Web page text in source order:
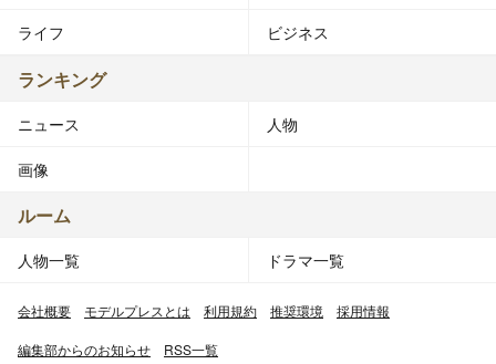
ライフ ビジネス
ランキング
ニュース 人物
画像
ルーム
人物一覧 ドラマ一覧
会社概要 モデルプレスとは 利用規約 推奨環境 採用情報
編集部からのお知らせ RSS一覧